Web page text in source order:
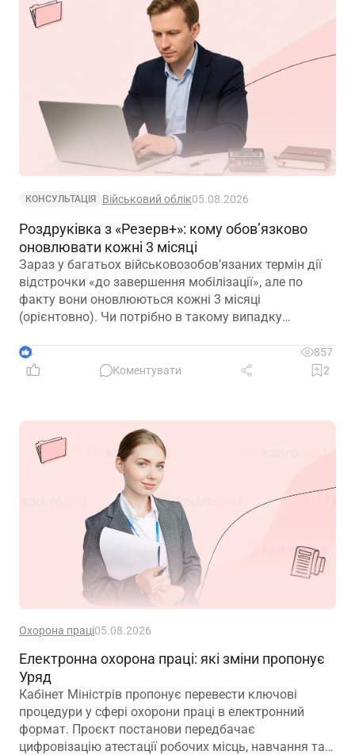
КОНСУЛЬТАЦІЯ Військовий облік05.08.2026
Роздруківка з «Резерв+»: кому обов’язково
оновлювати кожні 3 місяці
Зараз у багатьох військовозобов’язаних термін дії
відстрочки «до завершення мобілізації», але по
факту вони оновлюються кожні 3 місяці
(орієнтовно). Чи потрібно в такому випадку
оновлені витяги кожні 3 місяці? Чи в такому
випадку, витяг дійсний 1 рік?
4
857
Коментувати
2
Охорона праці05.08.2026
Електронна охорона праці: які зміни пропонує
Уряд
Кабінет Міністрів пропонує перевести ключові
процедури у сфері охорони праці в електронний
формат. Проєкт постанови передбачає
цифровізацію атестації робочих місць, навчання та